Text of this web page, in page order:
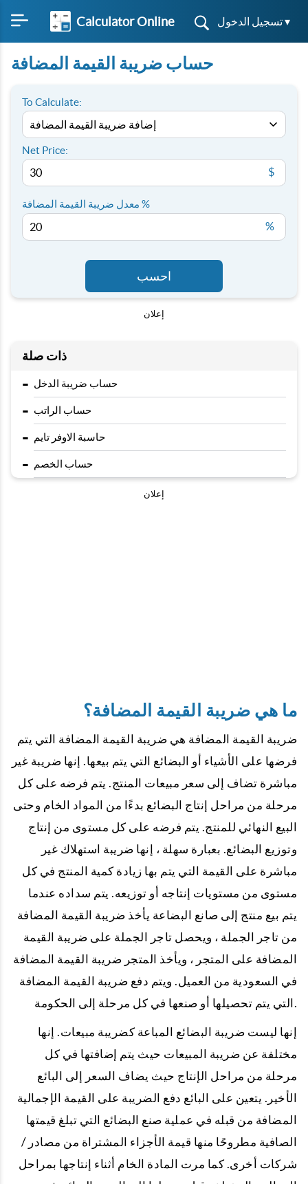
Calculator Online تسجيل الدخول ▾
حساب ضريبة القيمة المضافة
To Calculate:
Net Price:
$
معدل ضريبة القيمة المضافة %
%
احسب
إعلان
ذات صلة
- حساب ضريبة الدخل
- حساب الراتب
- حاسبة الاوفر تايم
- حساب الخصم
إعلان
ما هي ضريبة القيمة المضافة؟
ضريبة القيمة المضافة هي ضريبة القيمة المضافة التي يتم
فرضها على الأشياء أو البضائع التي يتم بيعها. إنها ضريبة غير
مباشرة تضاف إلى سعر مبيعات المنتج. يتم فرضه على كل
مرحلة من مراحل إنتاج البضائع بدءًا من المواد الخام وحتى
البيع النهائي للمنتج. يتم فرضه على كل مستوى من إنتاج
وتوزيع البضائع. بعبارة سهلة ، إنها ضريبة استهلاك غير
مباشرة على القيمة التي يتم بها زيادة كمية المنتج في كل
مستوى من مستويات إنتاجه أو توزيعه. يتم سداده عندما
يتم بيع منتج إلى صانع البضاعة يأخذ ضريبة القيمة المضافة
من تاجر الجملة ، ويحصل تاجر الجملة على ضريبة القيمة
المضافة على المتجر ، ويأخذ المتجر ضريبة القيمة المضافة
في السعودية من العميل. ويتم دفع ضريبة القيمة المضافة
التي يتم تحصيلها أو صنعها في كل مرحلة إلى الحكومة.
إنها ليست ضريبة البضائع المباعة كضريبة مبيعات. إنها
مختلفة عن ضريبة المبيعات حيث يتم إضافتها في كل
مرحلة من مراحل الإنتاج حيث يضاف السعر إلى البائع
الأخير. يتعين على البائع دفع الضريبة على القيمة الإجمالية
المضافة من قبله في عملية صنع البضائع التي تبلغ قيمتها
الصافية مطروحًا منها قيمة الأجزاء المشتراة من مصادر /
شركات أخرى. كما مرت المادة الخام أثناء إنتاجها بمراحل